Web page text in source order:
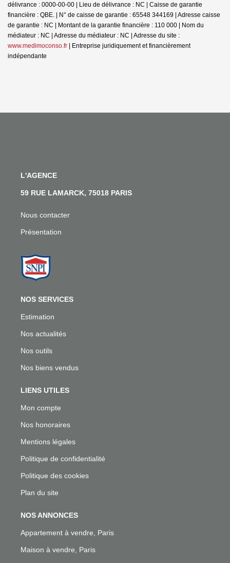
délivrance : 0000-00-00 | Lieu de délivrance : NC | Caisse de garantie
financière : QBE. | N° de caisse de garantie : 65548 344169 | Adresse caisse
de garantie : NC | Montant de la garantie financière : 110 000 | Nom du
médiateur : NC | Adresse du médiateur : NC | Adresse du site :
www.medimoconso.fr | Entreprise juridiquement et financièrement
indépendante
L'AGENCE
59 RUE LAMARCK, 75018 PARIS
Nous contacter
Présentation
NOS SERVICES
Estimation
Nos actualités
Nos outils
Nos biens vendus
LIENS UTILES
Mon compte
Nos honoraires
Mentions légales
Politique de confidentialité
Politique des cookies
Plan du site
NOS ANNONCES
Appartement à vendre, Paris
Maison à vendre, Paris